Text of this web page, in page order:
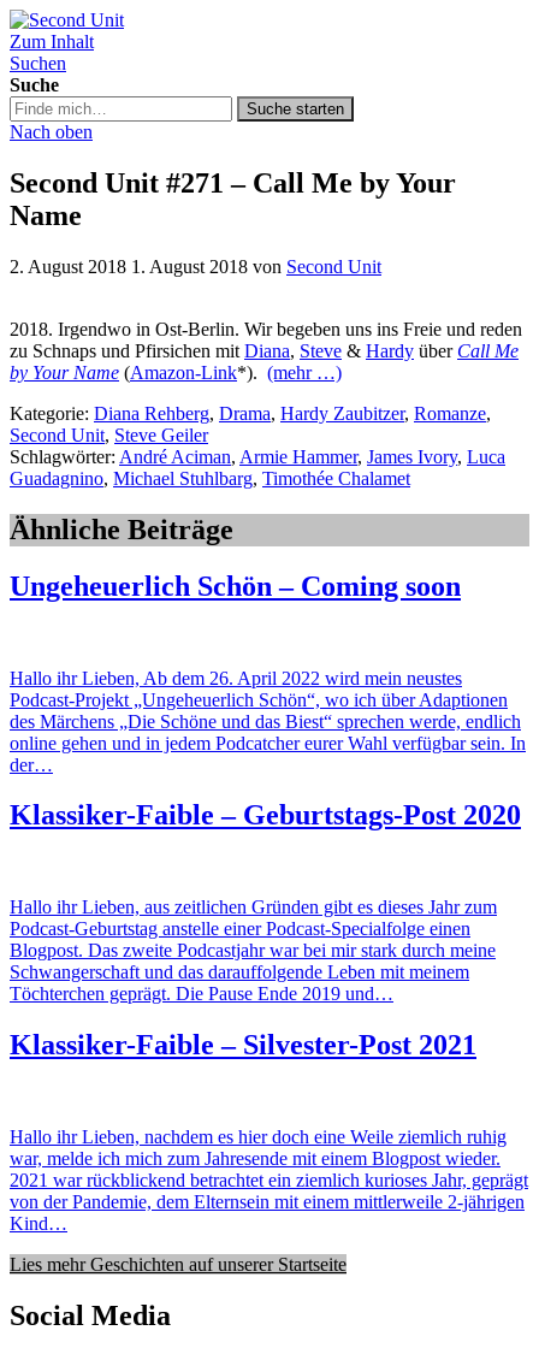
Second Unit
Zum Inhalt
Suchen
Suche
Suche
in
podcast.de/
Suche starten
Nach oben
Second Unit #271 – Call Me by Your
Name
2. August 2018 1. August 2018 von Second Unit
2018. Irgendwo in Ost-Berlin. Wir begeben uns ins Freie und reden
zu Schnaps und Pfirsichen mit Diana, Steve & Hardy über Call Me
by Your Name (Amazon-Link*). (mehr …)
Kategorie: Diana Rehberg, Drama, Hardy Zaubitzer, Romanze,
Second Unit, Steve Geiler
Schlagwörter: André Aciman, Armie Hammer, James Ivory, Luca
Guadagnino, Michael Stuhlbarg, Timothée Chalamet
Ähnliche Beiträge
Ungeheuerlich Schön – Coming soon
Hallo ihr Lieben, Ab dem 26. April 2022 wird mein neustes
Podcast-Projekt „Ungeheuerlich Schön“, wo ich über Adaptionen
des Märchens „Die Schöne und das Biest“ sprechen werde, endlich
online gehen und in jedem Podcatcher eurer Wahl verfügbar sein. In
der…
Klassiker-Faible – Geburtstags-Post 2020
Hallo ihr Lieben, aus zeitlichen Gründen gibt es dieses Jahr zum
Podcast-Geburtstag anstelle einer Podcast-Specialfolge einen
Blogpost. Das zweite Podcastjahr war bei mir stark durch meine
Schwangerschaft und das darauffolgende Leben mit meinem
Töchterchen geprägt. Die Pause Ende 2019 und…
Klassiker-Faible – Silvester-Post 2021
Hallo ihr Lieben, nachdem es hier doch eine Weile ziemlich ruhig
war, melde ich mich zum Jahresende mit einem Blogpost wieder.
2021 war rückblickend betrachtet ein ziemlich kurioses Jahr, geprägt
von der Pandemie, dem Elternsein mit einem mittlerweile 2-jährigen
Kind…
Lies mehr Geschichten auf unserer Startseite
Social Media